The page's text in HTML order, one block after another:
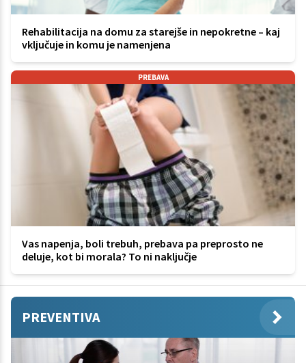
Rehabilitacija na domu za starejše in nepokretne – kaj
vključuje in komu je namenjena
PREBAVA
Vas napenja, boli trebuh, prebava pa preprosto ne
deluje, kot bi morala? To ni naključje
PREVENTIVA